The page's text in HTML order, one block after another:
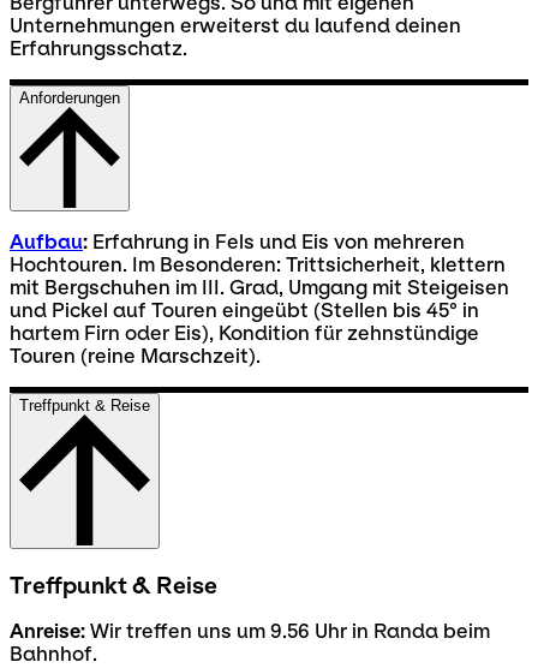
Unternehmungen erweiterst du laufend deinen
Erfahrungsschatz.
Anforderungen
Aufbau: Erfahrung in Fels und Eis von mehreren
Hochtouren. Im Besonderen: Trittsicherheit, klettern
mit Bergschuhen im III. Grad, Umgang mit Steigeisen
und Pickel auf Touren eingeübt (Stellen bis 45° in
hartem Firn oder Eis), Kondition für zehnstündige
Touren (reine Marschzeit).
Treffpunkt & Reise
Treffpunkt & Reise
Anreise: Wir treffen uns um 9.56 Uhr in Randa beim
Bahnhof.